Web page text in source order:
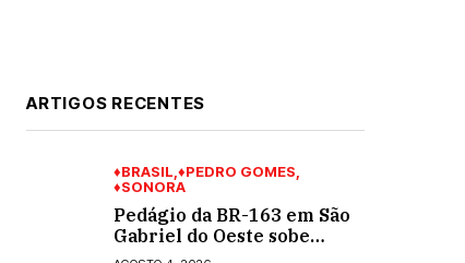
ARTIGOS RECENTES
♦BRASIL ♦PEDRO GOMES
♦SONORA
Pedágio da BR-163 em São
Gabriel do Oeste sobe
40,53% e passa a custar R$